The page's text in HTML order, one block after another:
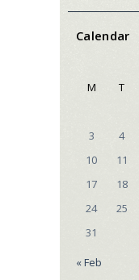
Calendar
M T
3
4
10
11
17
18
24
25
31
« Feb